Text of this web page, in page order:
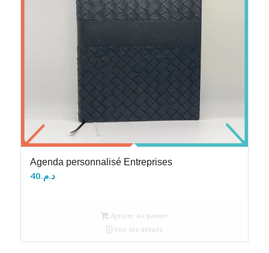
Agenda personnalisé Entreprises
د.م.40
Ajouter au panier
Voir les détails